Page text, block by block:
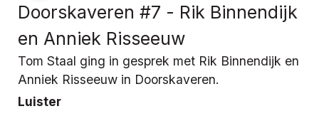
Doorskaveren #7 - Rik Binnendijk
en Anniek Risseeuw
Tom Staal ging in gesprek met Rik Binnendijk en
Anniek Risseeuw in Doorskaveren.
Luister